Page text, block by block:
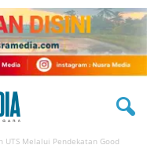
UTS Melalui Pendekatan Good